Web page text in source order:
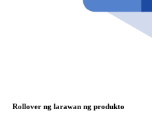
Rollover ng larawan ng produkto